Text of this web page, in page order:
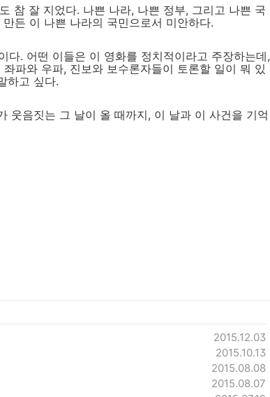
참 잘 지었다. 나쁜 나라, 나쁜 정부, 그리고 나쁜 국
든 이 나쁜 나라의 국민으로서 미안하다.
다. 어떤 이들은 이 영화를 정치적이라고 주장하는데,
파와 우파, 진보와 보수론자들이 토론할 일이 뭐 있
하고 싶다.
웃음짓는 그 날이 올 때까지, 이 날과 이 사건을 기억
2015.12.03
2015.10.13
2015.08.08
2015.08.07